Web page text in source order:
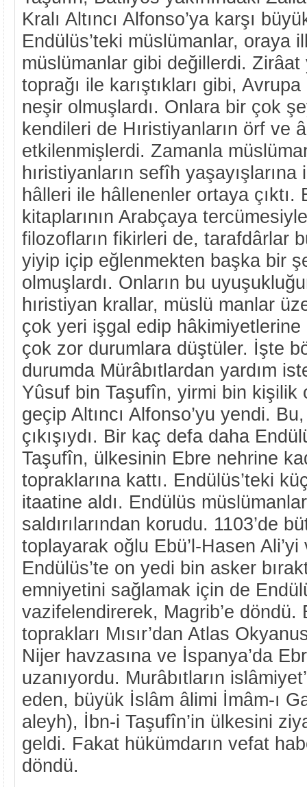
Kralı Altıncı Alfonso’ya karşı
Endülüs’teki müslümanlar, oraya
müslümanlar gibi değillerdi.
toprağı ile karıştıkları gibi,
neşir olmuşlardı. Onlara bir çok
kendileri de Hıristiyanların örf ve
etkilenmişlerdi. Zamanla
hıristiyanların sefîh
hâlleri ile hâllenenler ortaya çıktı.
kitaplarının Arabçaya
filozofların fikirleri de, tarafdârlar
yiyip içip eğlenmekten başka bir
olmuşlardı. Onların bu
hıristiyan krallar, müslü manlar
çok yeri işgal edip hâkimiyetlerine
çok zor durumlara düştüler. İşte
durumda Mürâbıtlardan yardım
Yûsuf bin Taşufîn, yirmi bin kişilik
geçip Altıncı Alfonso’yu yendi.
çıkışıydı. Bir kaç defa daha
Taşufîn, ülkesinin Ebre nehrine
topraklarına kattı. Endülüs’teki
itaatine aldı. Endülüs
saldırılarından korudu. 1103’de
toplayarak oğlu Ebü’l-Hasen
Endülüs’te on yedi bin asker
emniyetini sağlamak için de
vazifelendirerek, Magrib’e döndü.
toprakları Mısır’dan Atlas
Nijer havzasına ve İspanya’da
uzanıyordu. Murâbıtların
eden, büyük İslâm âlimi İmâm-ı
aleyh), İbn-i Taşufîn’in ülkesini
geldi. Fakat hükümdarın vefat
döndü.